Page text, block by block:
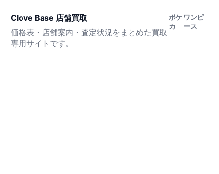
Clove Base 店舗買取
価格表・店舗案内・査定状況をまとめた買取
専用サイトです。
ポケ
カ
ワンピ
ース